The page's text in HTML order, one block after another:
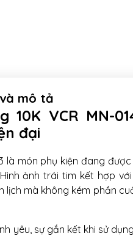
mô tả
VCR MN-
đại
là món phụ kiện đang
ảnh trái tim kết hợp
lịch mà không kém phần
yêu, sự gắn kết khi sử